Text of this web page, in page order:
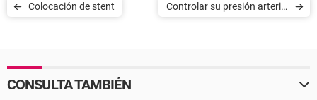
Colocación de stent
Controlar su presión arterial
CONSULTA TAMBIÉN